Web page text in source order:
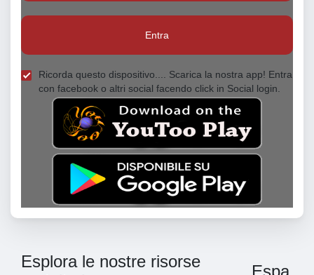
Entra
Ricorda questo dispositivo.... Scarica la nostra app! Entra
con facebook o altri social facendo click in Social login.
Esplora le nostre risorse